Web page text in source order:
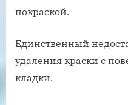
покраской.
Единственный
удаления краски с
кладки.